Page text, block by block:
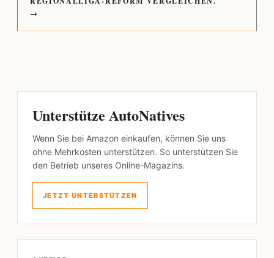
→
Unterstütze AutoNatives
Wenn Sie bei Amazon einkaufen, können Sie uns
ohne Mehrkosten unterstützen. So unterstützen Sie
den Betrieb unseres Online-Magazins.
JETZT UNTERSTÜTZEN